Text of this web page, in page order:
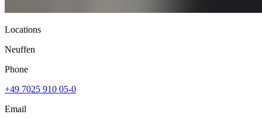
Locations
Neuffen
Phone
+49 7025 910 05-0
Email